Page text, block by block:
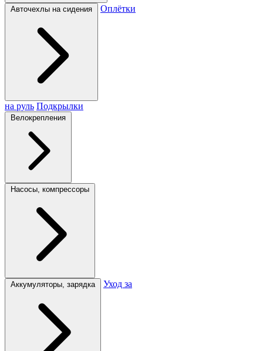
Авточехлы на сидения Оплётки
на руль Подкрылки
Велокрепления
Насосы, компрессоры
Аккумуляторы, зарядка Уход за